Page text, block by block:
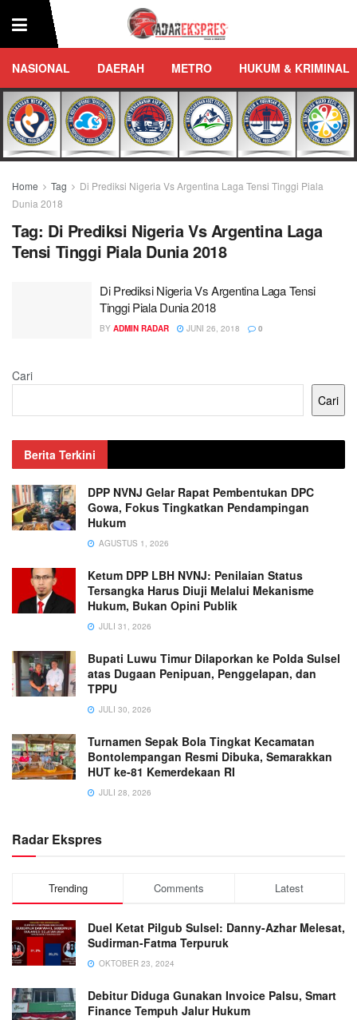
NASIONAL DAERAH METRO HUKUM & KRIMINAL
Home Tag
Di Prediksi Nigeria Vs Argentina Laga Tensi Tinggi Piala
Dunia 2018
Tag: Di Prediksi Nigeria Vs Argentina Laga
Tensi Tinggi Piala Dunia 2018
Di Prediksi Nigeria Vs Argentina Laga Tensi
Tinggi Piala Dunia 2018
BY ADMIN RADAR JUNI 26, 2018 0
Cari
Cari
Berita Terkini
DPP NVNJ Gelar Rapat Pembentukan DPC
Gowa, Fokus Tingkatkan Pendampingan
Hukum
AGUSTUS 1, 2026
Ketum DPP LBH NVNJ: Penilaian Status
Tersangka Harus Diuji Melalui Mekanisme
Hukum, Bukan Opini Publik
JULI 31, 2026
Bupati Luwu Timur Dilaporkan ke Polda Sulsel
atas Dugaan Penipuan, Penggelapan, dan
TPPU
JULI 30, 2026
Turnamen Sepak Bola Tingkat Kecamatan
Bontolempangan Resmi Dibuka, Semarakkan
HUT ke-81 Kemerdekaan RI
JULI 28, 2026
Radar Ekspres
Trending Comments Latest
Duel Ketat Pilgub Sulsel: Danny-Azhar Melesat,
Sudirman-Fatma Terpuruk
OKTOBER 23, 2024
Debitur Diduga Gunakan Invoice Palsu, Smart
Finance Tempuh Jalur Hukum